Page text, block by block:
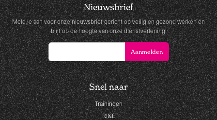
Nieuwsbrief
Meld je aan voor onze nieuwsbrief gericht op veilig en gezond werken en
blijf op de hoogte van onze dienstverlening!
Snel naar
Trainingen
RI&E